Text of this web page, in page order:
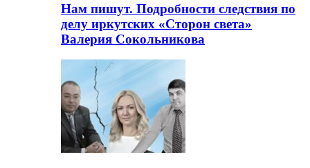
Нам пишут. Подробности следствия по
делу иркутских «Сторон света»
Валерия Сокольникова